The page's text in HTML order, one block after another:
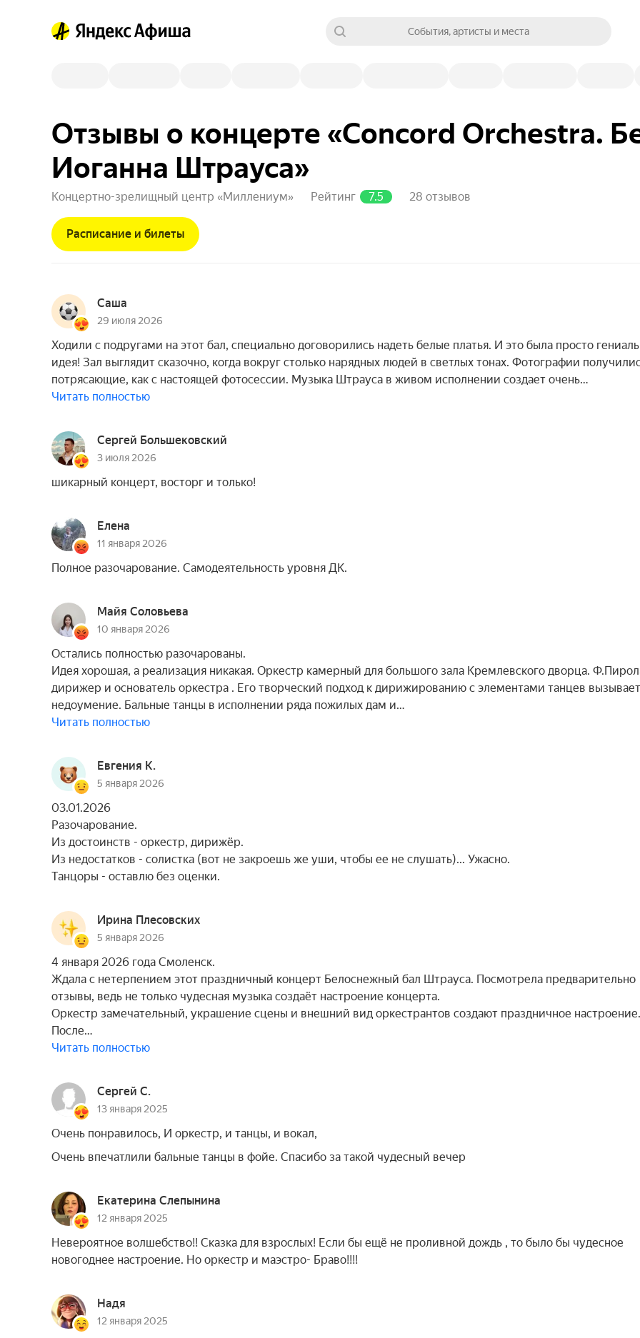
События, артисты и места
Отзывы о концерте «Concord Orchestra.
Иоганна Штрауса»
Концертно-зрелищный центр «Миллениум» Рейтинг 7.5 28 отзывов
Расписание и билеты
Саша
29 июля 2026
Ходили с подругами на этот бал, специально договорились надеть белые платья. И это была просто
идея! Зал выглядит сказочно, когда вокруг столько нарядных людей в светлых тонах. Фотографии
потрясающие, как с настоящей фотосессии. Музыка Штрауса в живом исполнении создает очень…
Читать полностью
Сергей Большековский
3 июля 2026
шикарный концерт, восторг и только!
Елена
11 января 2026
Полное разочарование. Самодеятельность уровня ДК.
Майя Соловьева
10 января 2026
Остались полностью разочарованы.
Идея хорошая, а реализация никакая. Оркестр камерный для большого зала Кремлевского дворца.
дирижер и основатель оркестра . Его творческий подход к дирижированию с элементами танцев вызывает
недоумение. Бальные танцы в исполнении ряда пожилых дам и…
Читать полностью
Евгения К.
5 января 2026
03.01.2026
Разочарование.
Из достоинств - оркестр, дирижёр.
Из недостатков - солистка (вот не закроешь же уши, чтобы ее не слушать)... Ужасно.
Танцоры - оставлю без оценки.
Ирина Плесовских
5 января 2026
4 января 2026 года Смоленск.
Ждала с нетерпением этот праздничный концерт Белоснежный бал Штрауса. Посмотрела предварительно
отзывы, ведь не только чудесная музыка создаёт настроение концерта.
Оркестр замечательный, украшение сцены и внешний вид оркестрантов создают праздничное настроение.
После…
Читать полностью
Сергей С.
13 января 2025
Очень понравилось, И оркестр, и танцы, и вокал,
Очень впечатлили бальные танцы в фойе. Спасибо за такой чудесный вечер
Екатерина Слепынина
12 января 2025
Невероятное волшебство!! Сказка для взрослых! Если бы ещё не проливной дождь , то было бы чудесное
новогоднее настроение. Но оркестр и маэстро- Браво!!!!
Надя
12 января 2025